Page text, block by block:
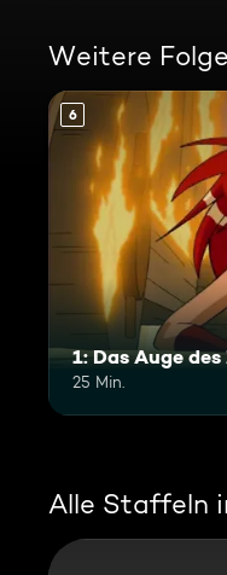
Weitere
6
1: Das Auge
25 Min.
Alle Staffeln